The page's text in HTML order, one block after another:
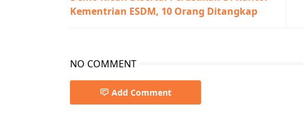
Kementrian ESDM, 10 Orang Ditangkap
NO COMMENT
Add Comment